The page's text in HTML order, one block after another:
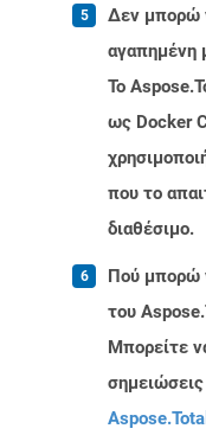
Δεν μπορώ
αγαπημένη
Το
ως Docker
που το
διαθέσιμο.
Πού μπορώ
του
Μπορείτε